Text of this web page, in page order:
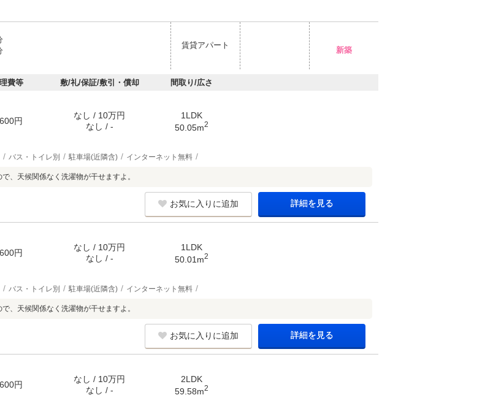
賃貸アパート
新築
費等 敷/礼/保証/敷引・償却 間取り/広さ
円
なし / 10万円
なし / -
1LDK
50.05m2
バス・トイレ別 駐車場(近隣含) インターネット無料
、天候関係なく洗濯物が干せますよ。
お気に入りに追加 詳細を見る
円
なし / 10万円
なし / -
1LDK
50.01m2
バス・トイレ別 駐車場(近隣含) インターネット無料
、天候関係なく洗濯物が干せますよ。
お気に入りに追加 詳細を見る
円
なし / 10万円
なし / -
2LDK
59.58m2